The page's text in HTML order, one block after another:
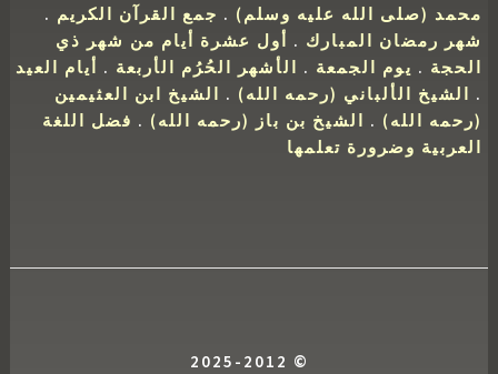
محمد (صلى الله عليه وسلم) . جمع القرآن الكريم .
شهر رمضان المبارك . أول عشرة أيام من شهر ذي
الحجة . يوم الجمعة . الأشهر الحُرُم الأربعة . أيام العيد
.
الشيخ الألباني (رحمه الله) .
الشيخ ابن العثيمين
(رحمه الله) . الشيخ بن باز (رحمه الله) . فضل اللغة
العربية وضرورة تعلمها
© 2025-2012